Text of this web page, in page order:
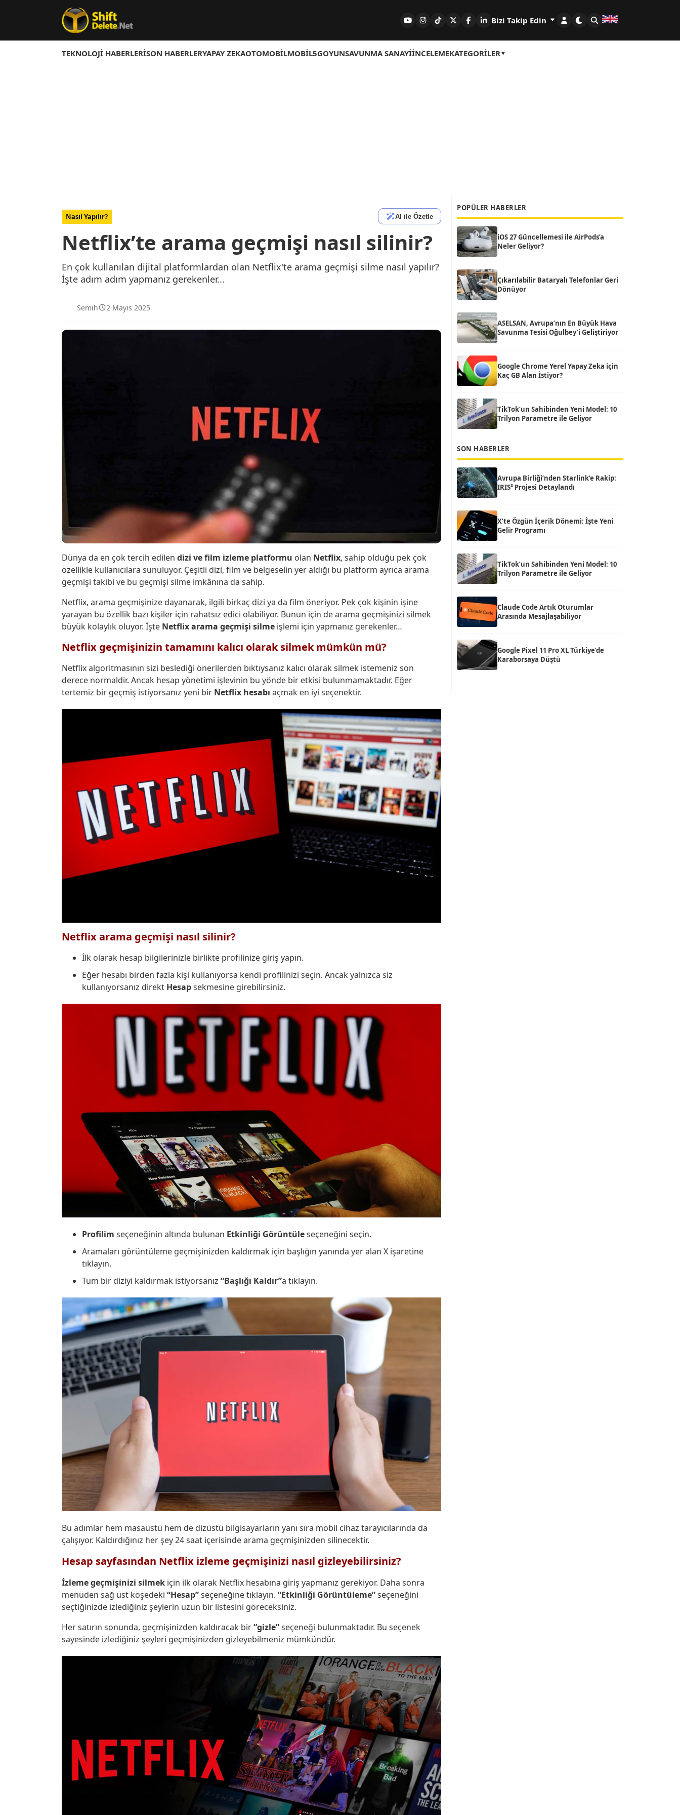
Bizi Takip Edin
TEKNOLOJI HABERLERISON HABERLERYAPAY ZEKAOTOMOBILMOBIL5GOYUNSAVUNMA SANAYIİNCELEMEKATEGORILER
Nasıl Yapılır? AI ile Özetle
Netflix’te arama geçmişi nasıl silinir?
En çok kullanılan dijital platformlardan olan Netflix'te arama geçmişi silme nasıl yapılır?
İşte adım adım yapmanız gerekenler...
Semih 2 Mayıs 2025
Dünya da en çok tercih edilen dizi ve film izleme platformu olan Netflix, sahip olduğu pek çok
özellikle kullanıcılara sunuluyor. Çeşitli dizi, film ve belgeselin yer aldığı bu platform ayrıca arama
geçmişi takibi ve bu geçmişi silme imkânına da sahip.
Netflix, arama geçmişinize dayanarak, ilgili birkaç dizi ya da film öneriyor. Pek çok kişinin işine
yarayan bu özellik bazı kişiler için rahatsız edici olabiliyor. Bunun için de arama geçmişinizi silmek
büyük kolaylık oluyor. İşte Netflix arama geçmişi silme işlemi için yapmanız gerekenler…
Netflix geçmişinizin tamamını kalıcı olarak silmek mümkün mü?
Netflix algoritmasının sizi beslediği önerilerden bıktıysanız kalıcı olarak silmek istemeniz son
derece normaldir. Ancak hesap yönetimi işlevinin bu yönde bir etkisi bulunmamaktadır. Eğer
tertemiz bir geçmiş istiyorsanız yeni bir Netflix hesabı açmak en iyi seçenektir.
Netflix arama geçmişi nasıl silinir?
İlk olarak hesap bilgilerinizle birlikte profilinize giriş yapın.
Eğer hesabı birden fazla kişi kullanıyorsa kendi profilinizi seçin. Ancak yalnızca siz
kullanıyorsanız direkt Hesapsekmesine girebilirsiniz.
Profilim seçeneğinin altında bulunan Etkinliği Görüntüleseçeneğini seçin.
Aramaları görüntüleme geçmişinizden kaldırmak için başlığın yanında yer alan X işaretine
tıklayın.
Tüm bir diziyi kaldırmak istiyorsanız “Başlığı Kaldır”a tıklayın.
Bu adımlar hem masaüstü hem de dizüstü bilgisayarların yanı sıra mobil cihaz tarayıcılarında da
çalışıyor. Kaldırdığınız her şey 24 saat içerisinde arama geçmişinizden silinecektir.
Hesap sayfasından Netflix izleme geçmişinizi nasıl gizleyebilirsiniz?
İzleme geçmişinizi silmek için ilk olarak Netflix hesabına giriş yapmanız gerekiyor. Daha sonra
menüden sağ üst köşedeki “Hesap”seçeneğine tıklayın. “Etkinliği Görüntüleme”seçeneğini
seçtiğinizde izlediğiniz şeylerin uzun bir listesini göreceksiniz.
Her satırın sonunda, geçmişinizden kaldıracak bir“gizle”seçeneği bulunmaktadır. Bu seçenek
sayesinde izlediğiniz şeyleri geçmişinizden gizleyebilmeniz mümkündür.
POPÜLER HABERLER
iOS 27 Güncellemesi ile AirPods’a
Neler Geliyor?
Çıkarılabilir Bataryalı Telefonlar Geri
Dönüyor
ASELSAN, Avrupa’nın En Büyük Hava
Savunma Tesisi Oğulbey’i Geliştiriyor
Google Chrome Yerel Yapay Zeka için
Kaç GB Alan İstiyor?
TikTok’un Sahibinden Yeni Model: 10
Trilyon Parametre ile Geliyor
SON HABERLER
Avrupa Birliği’nden Starlink’e Rakip:
IRIS² Projesi Detaylandı
X’te Özgün İçerik Dönemi: İşte Yeni
Gelir Programı
TikTok’un Sahibinden Yeni Model: 10
Trilyon Parametre ile Geliyor
Claude Code Artık Oturumlar
Arasında Mesajlaşabiliyor
Google Pixel 11 Pro XL Türkiye’de
Karaborsaya Düştü